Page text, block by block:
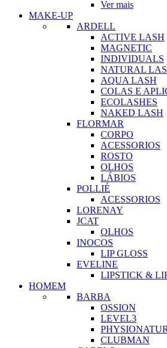
Ver mais
MAKE-UP
ARDELL
ACTIVE LASH
MAGNETIC
INDIVIDUALS
NATURAL
AQUA LASH
COLAS E
ECOLASHES
NAKED LASH
FLORMAR
CORPO
ACESSORIOS
ROSTO
OLHOS
LÁBIOS
POLLIÉ
ACESSORIOS
LORENAY
JCAT
OLHOS
INOCOS
LIP GLOSS
EVELINE
LIPSTICK &
HOMEM
BARBA
OSSION
LEVEL3
CLUBMAN